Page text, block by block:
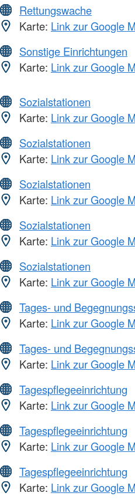
Rettungswache
Karte: Link zur Google
Sonstige Einrichtungen
Karte: Link zur Google
Sozialstationen
Karte: Link zur Google
Sozialstationen
Karte: Link zur Google
Sozialstationen
Karte: Link zur Google
Sozialstationen
Karte: Link zur Google
Sozialstationen
Karte: Link zur Google
Tages- und
Karte: Link zur Google
Tages- und
Karte: Link zur Google
Tagespflegeeinrichtung
Karte: Link zur Google
Tagespflegeeinrichtung
Karte: Link zur Google
Tagespflegeeinrichtung
Karte: Link zur Google